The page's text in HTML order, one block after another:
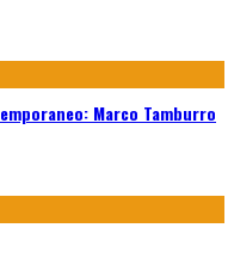
Marco Tamburro